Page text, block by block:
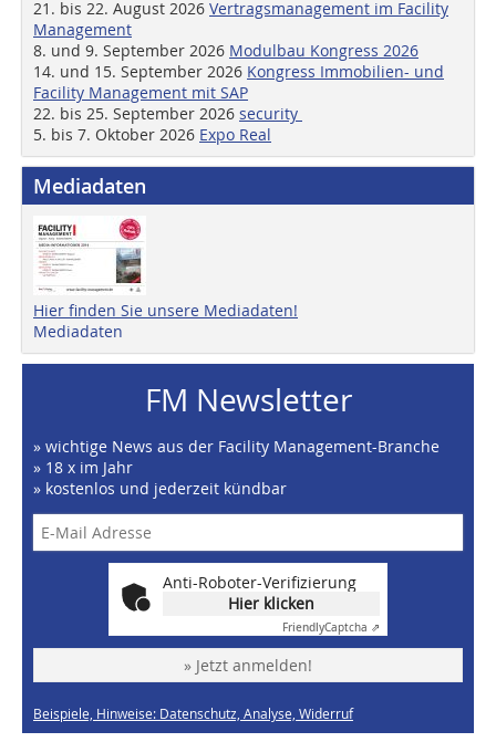
21. bis 22. August 2026 Vertragsmanagement im Facility
Management
8. und 9. September 2026 Modulbau Kongress 2026
14. und 15. September 2026 Kongress Immobilien- und
Facility Management mit SAP
22. bis 25. September 2026 security
5. bis 7. Oktober 2026 Expo Real
Mediadaten
Hier finden Sie unsere Mediadaten!
Mediadaten
FM Newsletter
» wichtige News aus der Facility Management-Branche
» 18 x im Jahr
» kostenlos und jederzeit kündbar
Anti-Roboter-Verifizierung
Hier klicken
FriendlyCaptcha ⇗
» Jetzt anmelden!
Beispiele, Hinweise: Datenschutz, Analyse, Widerruf